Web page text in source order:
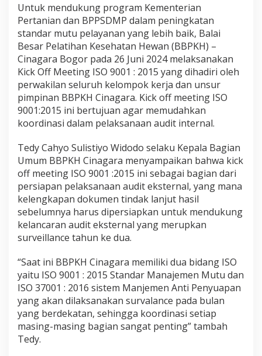
Untuk mendukung program Kementerian
Pertanian dan BPPSDMP dalam peningkatan
standar mutu pelayanan yang lebih baik, Balai
Besar Pelatihan Kesehatan Hewan (BBPKH) –
Cinagara Bogor pada 26 Juni 2024 melaksanakan
Kick Off Meeting ISO 9001 : 2015 yang dihadiri oleh
perwakilan seluruh kelompok kerja dan unsur
pimpinan BBPKH Cinagara. Kick off meeting ISO
9001:2015 ini bertujuan agar memudahkan
koordinasi dalam pelaksanaan audit internal.
Tedy Cahyo Sulistiyo Widodo selaku Kepala Bagian
Umum BBPKH Cinagara menyampaikan bahwa kick
off meeting ISO 9001 :2015 ini sebagai bagian dari
persiapan pelaksanaan audit eksternal, yang mana
kelengkapan dokumen tindak lanjut hasil
sebelumnya harus dipersiapkan untuk mendukung
kelancaran audit eksternal yang merupkan
surveillance tahun ke dua.
“Saat ini BBPKH Cinagara memiliki dua bidang ISO
yaitu ISO 9001 : 2015 Standar Manajemen Mutu dan
ISO 37001 : 2016 sistem Manjemen Anti Penyuapan
yang akan dilaksanakan survalance pada bulan
yang berdekatan, sehingga koordinasi setiap
masing-masing bagian sangat penting” tambah
Tedy.